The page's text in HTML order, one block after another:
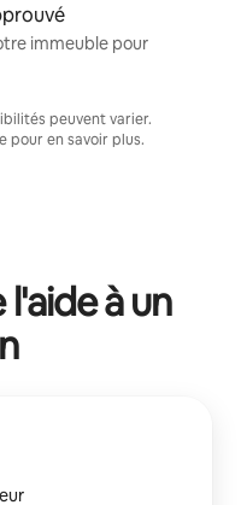
immeuble pour
peuvent varier.
pour en savoir plus.
à un